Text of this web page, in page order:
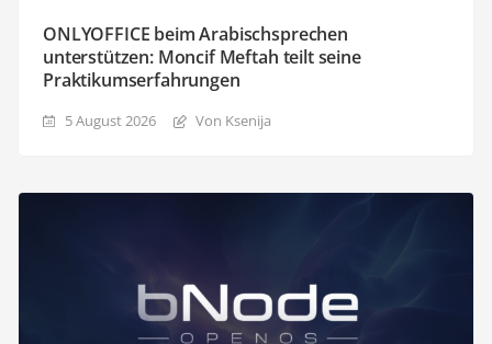
ONLYOFFICE beim Arabischsprechen
unterstützen: Moncif Meftah teilt seine
Praktikumserfahrungen
5 August 2026 Von Ksenija